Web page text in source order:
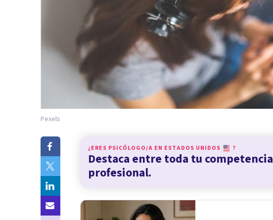
Pexels
¿ERES PSICÓLOGO/A EN ESTADOS UNIDOS ?
Destaca entre toda tu competencia
profesional.